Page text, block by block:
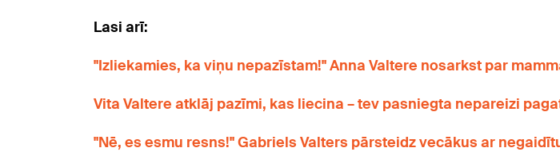
Lasi arī:
"Izliekamies, ka viņu nepazīstam!" Anna Valtere nosarkst par
Vita Valtere atklāj pazīmi, kas liecina – tev pasniegta nepareizi
"Nē, es esmu resns!" Gabriels Valters pārsteidz vecākus ar